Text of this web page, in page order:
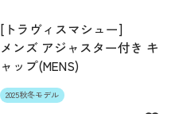
[トラヴィスマシュー]
メンズ アジャスター付き キ
ャップ(MENS)
2025秋冬モデル